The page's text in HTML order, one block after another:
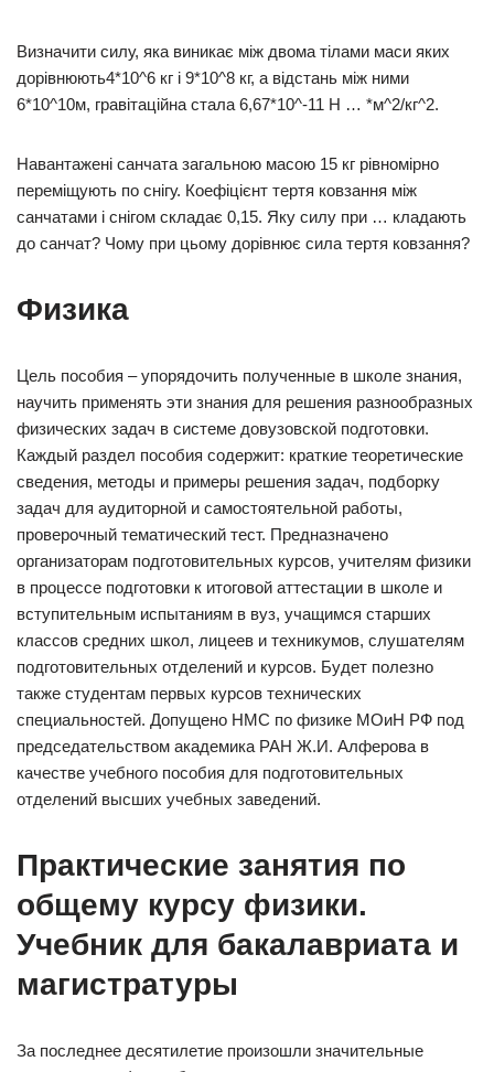
Визначити силу, яка виникає між двома тілами маси яких
дорівнюють4*10^6 кг і 9*10^8 кг, а відстань між ними
6*10^10м, гравітаційна стала 6,67*10^-11 Н … *м^2/кг^2.
Навантажені санчата загальною масою 15 кг рівномірно
переміщують по снігу. Коефіцієнт тертя ковзання між
санчатами і снігом складає 0,15. Яку силу при … кладають
до санчат? Чому при цьому дорівнює сила тертя ковзання?
Физика
Цель пособия – упорядочить полученные в школе знания,
научить применять эти знания для решения разнообразных
физических задач в системе довузовской подготовки.
Каждый раздел пособия содержит: краткие теоретические
сведения, методы и примеры решения задач, подборку
задач для аудиторной и самостоятельной работы,
проверочный тематический тест. Предназначено
организаторам подготовительных курсов, учителям физики
в процессе подготовки к итоговой аттестации в школе и
вступительным испытаниям в вуз, учащимся старших
классов средних школ, лицеев и техникумов, слушателям
подготовительных отделений и курсов. Будет полезно
также студентам первых курсов технических
специальностей. Допущено НМС по физике МОиН РФ под
председательством академика РАН Ж.И. Алферова в
качестве учебного пособия для подготовительных
отделений высших учебных заведений.
Практические занятия по
общему курсу физики.
Учебник для бакалавриата и
магистратуры
За последнее десятилетие произошли значительные